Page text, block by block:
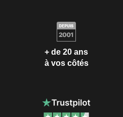
+ de 20 ans
à vos côtés